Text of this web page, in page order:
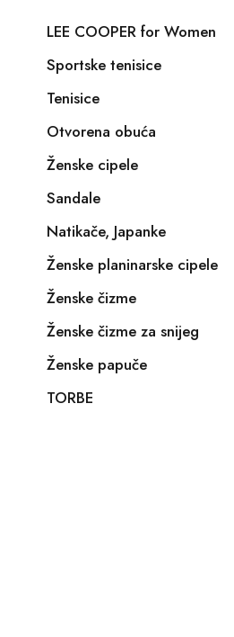
LEE COOPER for Women
Sportske tenisice
Tenisice
Otvorena obuća
Ženske cipele
Sandale
Natikače, Japanke
Ženske planinarske cipele
Ženske čizme
Ženske čizme za snijeg
Ženske papuče
TORBE